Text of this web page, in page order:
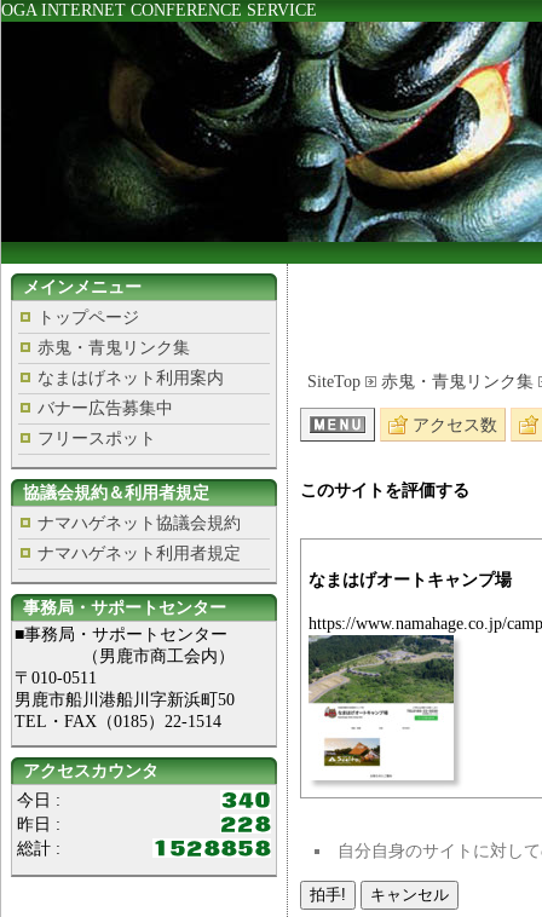
OGA INTERNET CONFERENCE SERVICE
メインメニュー
トップページ
赤鬼・青鬼リンク集
なまはげネット利用案内
バナー広告募集中
フリースポット
協議会規約＆利用者規定
ナマハゲネット協議会規約
ナマハゲネット利用者規定
事務局・サポートセンター
■事務局・サポートセンター
（男鹿市商工会内）
〒010-0511
男鹿市船川港船川字新浜町50
TEL・FAX（0185）22-1514
アクセスカウンタ
今日 :
昨日 :
総計 :
SiteTop 赤鬼・青鬼リンク集
アクセス数
このサイトを評価する
なまはげオートキャンプ場
https://www.namahage.co.jp/
自分自身のサイトに対し